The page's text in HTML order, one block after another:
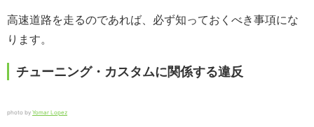
高速道路を走るのであれば、必ず知っておくべき事項にな
ります。
チューニング・カスタムに関係する違反
photo by Yomar Lopez